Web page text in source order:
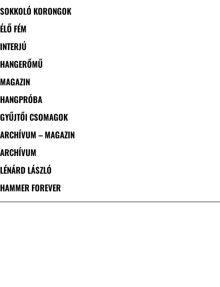
SOKKOLÓ KORONGOK
ÉLŐ FÉM
INTERJÚ
HANGERŐMŰ
MAGAZIN
HANGPRÓBA
GYŰJTŐI CSOMAGOK
ARCHÍVUM – MAGAZIN
ARCHÍVUM
LÉNÁRD LÁSZLÓ
HAMMER FOREVER